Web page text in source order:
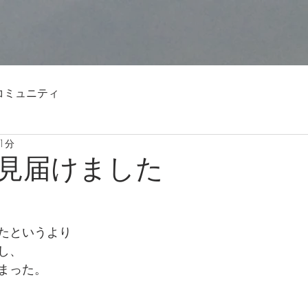
ミュニティ
届けました
分
というより
た。